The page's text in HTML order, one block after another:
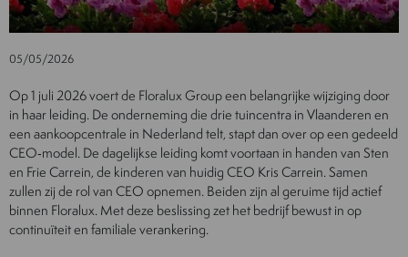
05/05/2026
Op 1 juli 2026 voert de Floralux Group een belangrijke wijziging door
in haar leiding. De onderneming die drie tuincentra in Vlaanderen en
een aankoopcentrale in Nederland telt, stapt dan over op een gedeeld
CEO‑model. De dagelijkse leiding komt voortaan in handen van Sten
en Frie Carrein, de kinderen van huidig CEO Kris Carrein. Samen
zullen zij de rol van CEO opnemen. Beiden zijn al geruime tijd actief
binnen Floralux. Met deze beslissing zet het bedrijf bewust in op
continuïteit en familiale verankering.